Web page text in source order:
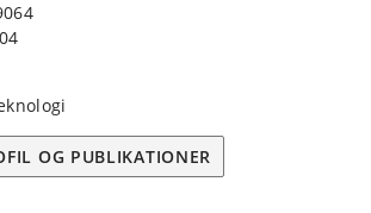
OG PUBLIKATIONER